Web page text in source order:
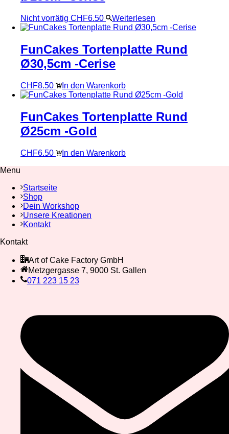
Nicht vorrätig CHF6.50 Weiterlesen
FunCakes Tortenplatte Rund
Ø30,5cm -Cerise
CHF8.50 In den Warenkorb
FunCakes Tortenplatte Rund
Ø25cm -Gold
CHF6.50
In den Warenkorb
Menu
Startseite
Shop
Dein Workshop
Unsere Kreationen
Kontakt
Kontakt
Art of Cake Factory GmbH
Metzgergasse 7, 9000 St. Gallen
071 223 15 23